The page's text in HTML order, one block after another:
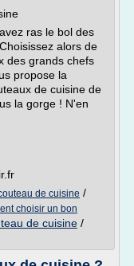
ras le bol des
alors de
des grands chefs
propose la
de cuisine de
la gorge ! N'en
de cuisine /
choisir un bon
de cuisine /